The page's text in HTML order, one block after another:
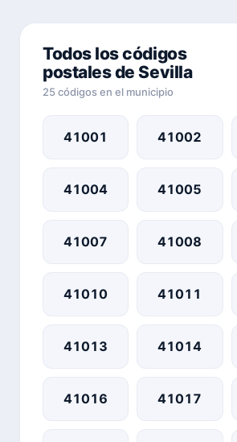
Todos los códigos
postales de Sevilla
25 códigos en el municipio
41001 41002
41004 41005
41007 41008
41010 41011
41013 41014
41016 41017